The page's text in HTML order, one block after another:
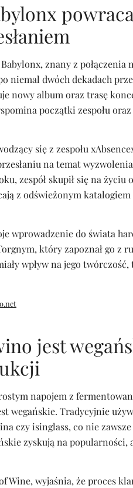
Babylonx, znany z
niemal dwóch dekadach
nowy album oraz trasę
początki zespołu
się z zespołu
na temat
zespół skupił się na
z odświeżonym
wprowadzenie do świata
który zapoznał go z
wpływ na jego
jest
napojem z
wegańskie. Tradycyjnie
czy isinglass, co nie
zyskują na
Wine, wyjaśnia, że proces